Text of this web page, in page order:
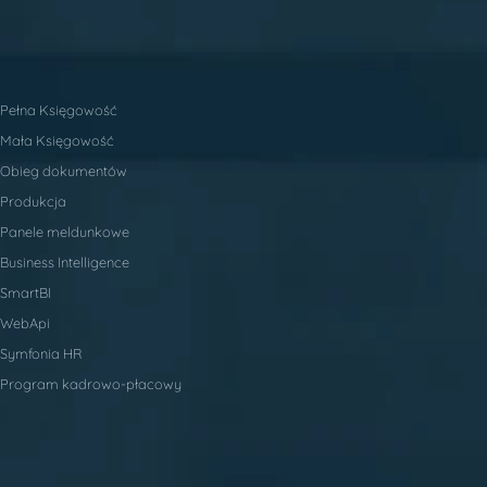
Pełna Księgowość
Mała Księgowość
Obieg dokumentów
Produkcja
Panele meldunkowe
Business Intelligence
SmartBI
WebApi
Symfonia HR
Program kadrowo-płacowy